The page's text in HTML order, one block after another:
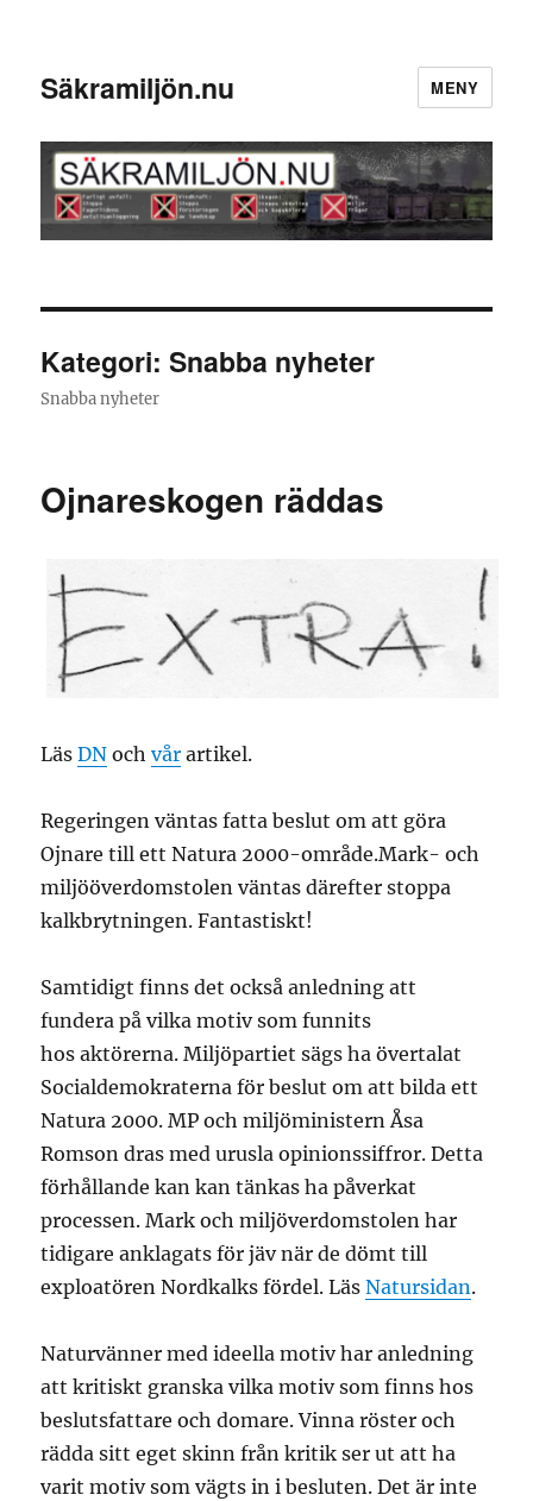
Säkramiljön.nu MENY
Kategori:Snabba nyheter
Snabba nyheter
Ojnareskogen räddas
LäsDN ochvår artikel.
Regeringen väntas fatta beslut om att göra
Ojnare till ett Natura 2000-område.Mark- och
miljööverdomstolen väntas därefter stoppa
kalkbrytningen. Fantastiskt!
Samtidigt finns det också anledning att
fundera på vilka motiv som funnits
hos aktörerna. Miljöpartiet sägs ha övertalat
Socialdemokraterna för beslut om att bilda ett
Natura 2000. MP och miljöministern Åsa
Romson dras med urusla opinionssiffror. Detta
förhållande kan kan tänkas ha påverkat
processen. Mark och miljöverdomstolen har
tidigare anklagats för jäv när de dömt till
exploatören Nordkalks fördel. LäsNatursidan.
Naturvänner med ideella motiv har anledning
att kritiskt granska vilka motiv som finns hos
beslutsfattare och domare. Vinna röster och
rädda sitt eget skinn från kritik ser ut att ha
varit motiv som vägts in i besluten. Det är inte